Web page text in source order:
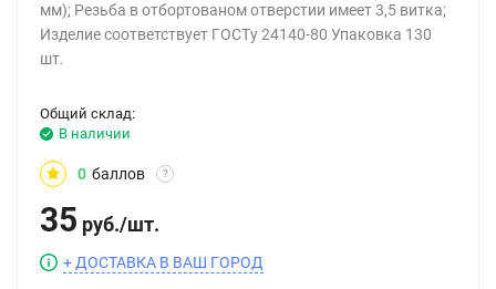
мм); Резьба в отбортованом отверстии имеет 3,5 витка;
Изделие соответствует ГОСТу 24140-80 Упаковка 130
шт.
Общий склад:
В наличии
0 баллов ?
35 руб./шт.
+ ДОСТАВКА В ВАШ ГОРОД